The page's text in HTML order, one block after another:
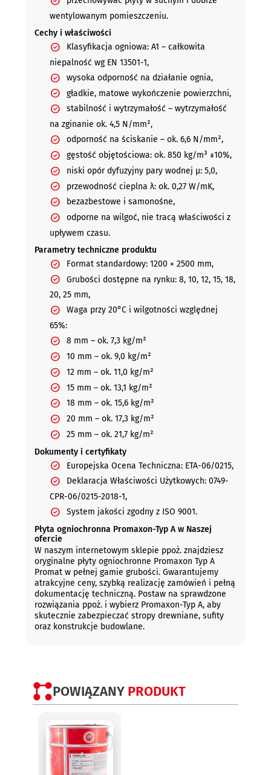
wentylowanym pomieszczeniu.
Cechy i właściwości
Klasyfikacja ogniowa: A1 – całkowita
niepalność wg EN 13501-1,
wysoka odporność na działanie ognia,
gładkie, matowe wykończenie powierzchni,
stabilność i wytrzymałość – wytrzymałość
na zginanie ok. 4,5 N/mm²,
odporność na ściskanie – ok. 6,6 N/mm²,
gęstość objętościowa: ok. 850 kg/m³ ±10%,
niski opór dyfuzyjny pary wodnej μ: 5,0,
przewodność cieplna λ: ok. 0,27 W/mK,
bezazbestowe i samonośne,
odporne na wilgoć, nie tracą właściwości z
upływem czasu.
Parametry techniczne produktu
Format standardowy: 1200 × 2500 mm,
Grubości dostępne na rynku: 8, 10, 12, 15, 18,
20, 25 mm,
Waga przy 20°C i wilgotności względnej
65%:
8 mm – ok. 7,3 kg/m²
10 mm – ok. 9,0 kg/m²
12 mm – ok. 11,0 kg/m²
15 mm – ok. 13,1 kg/m²
18 mm – ok. 15,6 kg/m²
20 mm – ok. 17,3 kg/m²
25 mm – ok. 21,7 kg/m²
Dokumenty i certyfikaty
Europejska Ocena Techniczna: ETA-06/0215,
Deklaracja Właściwości Użytkowych: 0749-
CPR-06/0215-2018-1,
System jakości zgodny z ISO 9001.
Płyta ogniochronna Promaxon-Typ A w Naszej
ofercie
W naszym internetowym sklepie ppoż. znajdziesz
oryginalne płyty ogniochronne Promaxon Typ A
Promat w pełnej gamie grubości. Gwarantujemy
atrakcyjne ceny, szybką realizację zamówień i pełną
dokumentację techniczną. Postaw na sprawdzone
rozwiązania ppoż. i wybierz Promaxon-Typ A, aby
skutecznie zabezpieczać stropy drewniane, sufity
oraz konstrukcje budowlane.
POWIĄZANY PRODUKT